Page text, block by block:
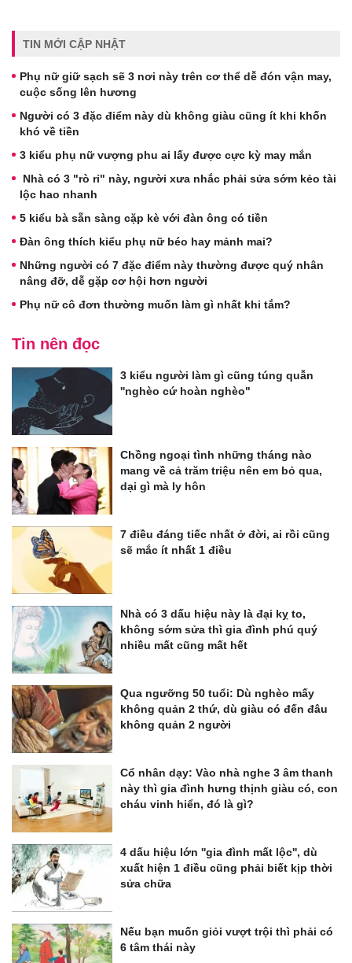
TIN MỚI CẬP NHẬT
Phụ nữ giữ sạch sẽ 3 nơi này trên cơ thể dễ đón vận may,
cuộc sống lên hương
Người có 3 đặc điểm này dù không giàu cũng ít khi khốn
khó về tiền
3 kiểu phụ nữ vượng phu ai lấy được cực kỳ may mắn
Nhà có 3 "rò rỉ" này, người xưa nhắc phải sửa sớm kẻo tài
lộc hao nhanh
5 kiểu bà sẵn sàng cặp kè với đàn ông có tiền
Đàn ông thích kiểu phụ nữ béo hay mảnh mai?
Những người có 7 đặc điểm này thường được quý nhân
nâng đỡ, dễ gặp cơ hội hơn người
Phụ nữ cô đơn thường muốn làm gì nhất khi tắm?
Tin nên đọc
3 kiểu người làm gì cũng túng quẫn
''nghèo cứ hoàn nghèo"
Chồng ngoại tình những tháng nào
mang về cả trăm triệu nên em bỏ qua,
dại gì mà ly hôn
7 điều đáng tiếc nhất ở đời, ai rồi cũng
sẽ mắc ít nhất 1 điều
Nhà có 3 dấu hiệu này là đại kỵ to,
không sớm sửa thì gia đình phú quý
nhiều mất cũng mất hết
Qua ngưỡng 50 tuổi: Dù nghèo mấy
không quản 2 thứ, dù giàu có đến đâu
không quản 2 người
Cổ nhân dạy: Vào nhà nghe 3 âm thanh
này thì gia đình hưng thịnh giàu có, con
cháu vinh hiển, đó là gì?
4 dấu hiệu lớn ''gia đình mất lộc'', dù
xuất hiện 1 điều cũng phải biết kịp thời
sửa chữa
Nếu bạn muốn giỏi vượt trội thì phải có
6 tâm thái này